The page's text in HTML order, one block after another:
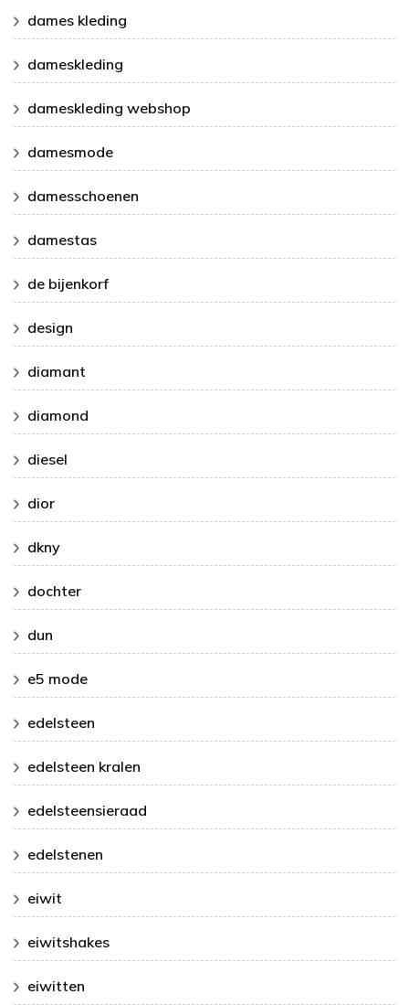
dames kleding
dameskleding
dameskleding webshop
damesmode
damesschoenen
damestas
de bijenkorf
design
diamant
diamond
diesel
dior
dkny
dochter
dun
e5 mode
edelsteen
edelsteen kralen
edelsteensieraad
edelstenen
eiwit
eiwitshakes
eiwitten